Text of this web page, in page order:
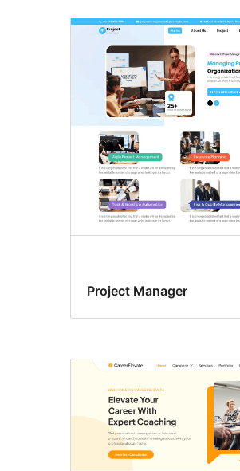
Project Manager